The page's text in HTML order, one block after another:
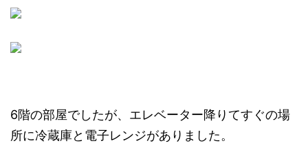
6階の部屋でしたが、エレベーター降りてすぐの場
所に冷蔵庫と電子レンジがありました。